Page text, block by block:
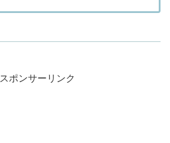
スポンサーリンク